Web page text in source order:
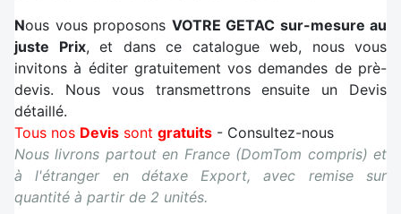
Nous vous proposons VOTRE GETAC sur-mesure au
juste Prix, et dans ce catalogue web, nous vous
invitons à éditer gratuitement vos demandes de prè-
devis. Nous vous transmettrons ensuite un Devis
détaillé.
Tous nos Devis sont gratuits - Consultez-nous
Nous livrons partout en France (DomTom compris) et
à l'étranger en détaxe Export, avec remise sur
quantité à partir de 2 unités.